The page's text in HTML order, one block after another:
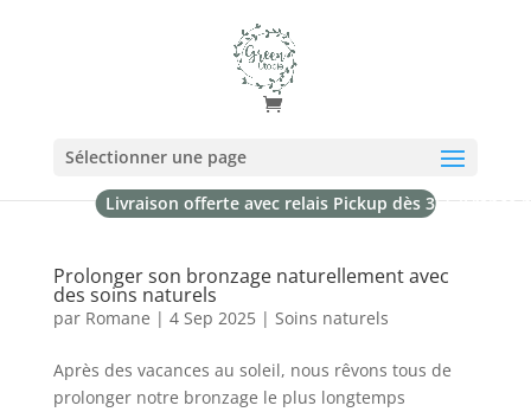
Sélectionner une page
Livraison offerte avec relais Pickup dès 35€ (France
Prolonger son bronzage naturellement avec
des soins naturels
par Romane | 4 Sep 2025| Soins naturels
Après des vacances au soleil, nous rêvons tous de
prolonger notre bronzage le plus longtemps